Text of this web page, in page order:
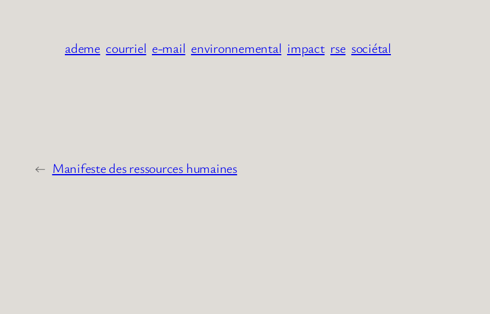
ademe courriel e-mail environnemental impact rse sociétal
← Manifeste des ressources humaines